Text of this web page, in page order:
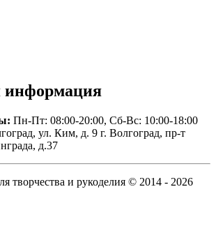
информация
Пн-Пт: 08:00-20:00, Сб-Вс: 10:00-18:00
ул. Ким, д. 9 г. Волгоград, пр-т
д.37
творчества и рукоделия © 2014 - 2026